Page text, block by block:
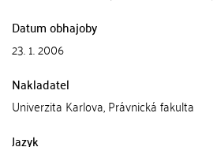
Datum obhajoby
23. 1. 2006
Nakladatel
Univerzita Karlova, Právnická fakulta
Jazyk